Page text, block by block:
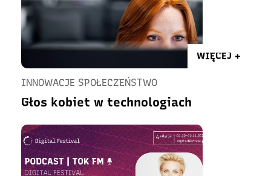
WIĘCEJ +
INNOWACJE SPOŁECZEŃSTWO
Głos kobiet w technologiach